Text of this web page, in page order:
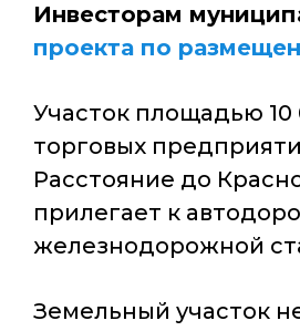
Инвесторам
проекта по
Участок площадью
торговых
Расстояние до
прилегает к
железнодорожной
Земельный участок